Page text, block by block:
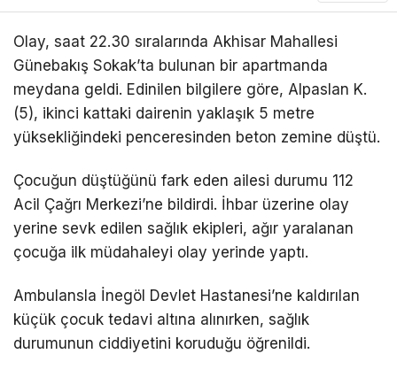
Olay, saat 22.30 sıralarında Akhisar Mahallesi
Günebakış Sokak’ta bulunan bir apartmanda
meydana geldi. Edinilen bilgilere göre, Alpaslan K.
(5), ikinci kattaki dairenin yaklaşık 5 metre
yüksekliğindeki penceresinden beton zemine düştü.
Çocuğun düştüğünü fark eden ailesi durumu 112
Acil Çağrı Merkezi’ne bildirdi. İhbar üzerine olay
yerine sevk edilen sağlık ekipleri, ağır yaralanan
çocuğa ilk müdahaleyi olay yerinde yaptı.
Ambulansla İnegöl Devlet Hastanesi’ne kaldırılan
küçük çocuk tedavi altına alınırken, sağlık
durumunun ciddiyetini koruduğu öğrenildi.